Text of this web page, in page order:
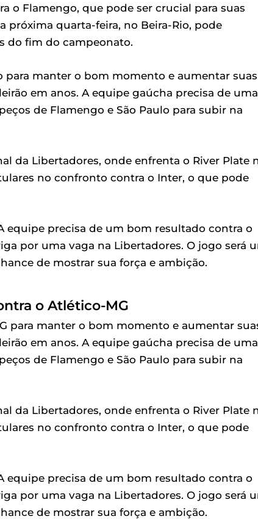
o Flamengo, que pode ser crucial para suas
próxima quarta-feira, no Beira-Rio, pode
do fim do campeonato.
para manter o bom momento e aumentar suas
em anos. A equipe gaúcha precisa de uma
de Flamengo e São Paulo para subir na
da Libertadores, onde enfrenta o River Plate
no confronto contra o Inter, o que pode
precisa de um bom resultado contra o
por uma vaga na Libertadores. O jogo será
de mostrar sua força e ambição.
o Atlético-MG
para manter o bom momento e aumentar
em anos. A equipe gaúcha precisa de uma
de Flamengo e São Paulo para subir na
da Libertadores, onde enfrenta o River Plate
no confronto contra o Inter, o que pode
precisa de um bom resultado contra o
por uma vaga na Libertadores. O jogo será
de mostrar sua força e ambição.